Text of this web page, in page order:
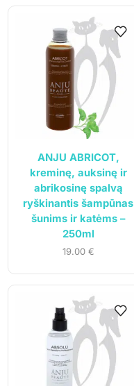
ANJU ABRICOT,
kreminę, auksinę ir
abrikosinę spalvą
ryškinantis šampūnas
šunims ir katėms –
250ml
19.00 €